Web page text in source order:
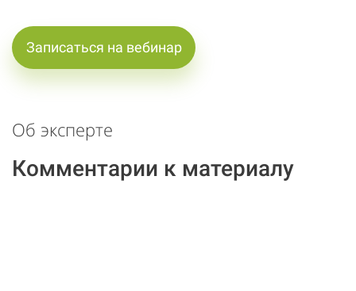
Записаться на вебинар
Об эксперте
Комментарии к материалу